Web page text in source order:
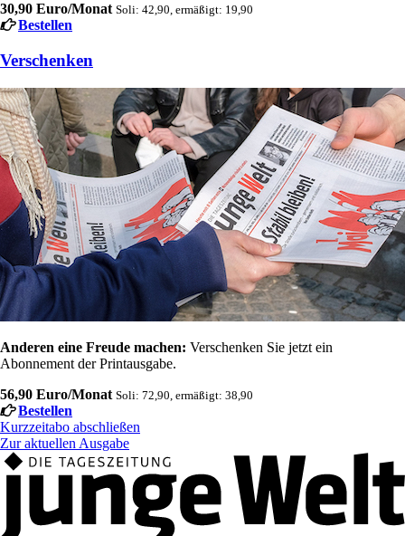
30,90 Euro/Monat Soli: 42,90, ermäßigt: 19,90
Bestellen
Verschenken
Anderen eine Freude machen: Verschenken Sie jetzt ein
Abonnement der Printausgabe.
56,90 Euro/Monat Soli: 72,90, ermäßigt: 38,90
Bestellen
Kurzzeitabo abschließen
Zur aktuellen Ausgabe